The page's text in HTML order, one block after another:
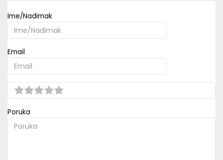
Ime/Nadimak
Email
Poruka